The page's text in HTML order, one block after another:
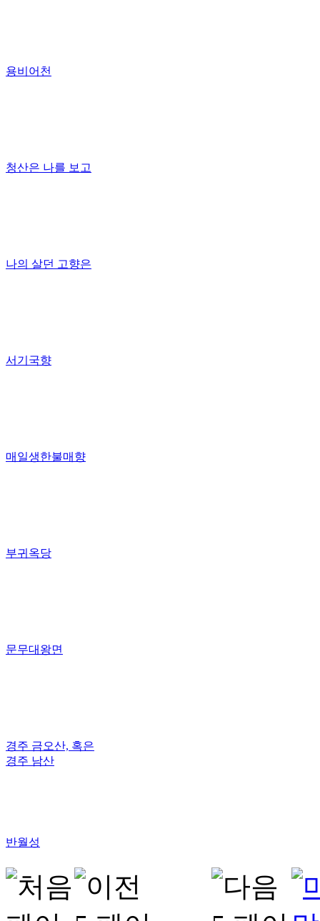
용비어천
청산은 나를 보고
나의 살던 고향은
서기국향
매일생한불매향
부귀옥당
문무대왕면
경주 금오산, 혹은
경주 남산
반월성